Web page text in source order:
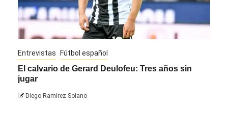
Entrevistas Fútbol español
El calvario de Gerard Deulofeu: Tres años sin
jugar
Diego Ramírez Solano